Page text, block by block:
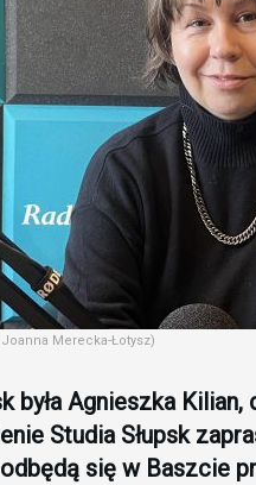
Merecka-Łotysz)
była Agnieszka
Studia Słupsk
się w Baszcie